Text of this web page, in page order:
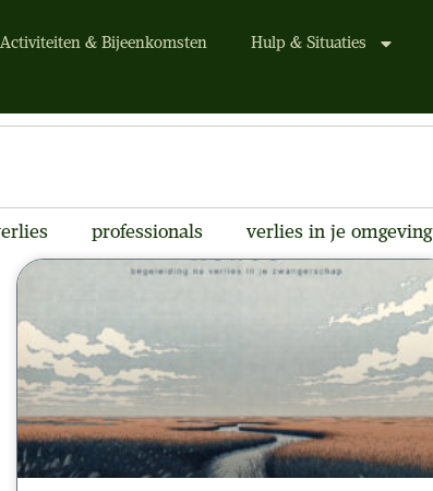
Activiteiten & Bijeenkomsten Hulp & Situaties
professionals verlies in je omgeving